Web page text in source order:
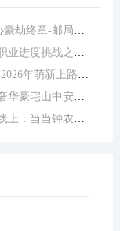
科兹中心豪劫终章-邮局进入方式
GTAOL职业进度挑战之杰拉德与西米恩（干货）
GTAOL-2026年萌新上路赚钱指南
GTAOL奢华豪宅山中安全屋12月登场
GTAOL线上：当当钟农场突袭 最终章教程